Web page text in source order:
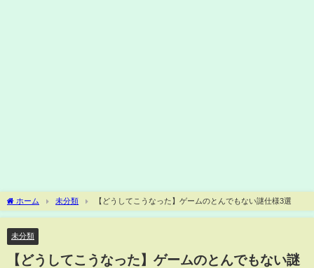
ホーム 未分類 【どうしてこうなった】ゲームのとんでもない謎仕様3選
未分類
【どうしてこうなった】ゲームのとんでもない謎